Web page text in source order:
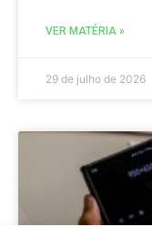
VER MATÉRIA »
29 de julho de 2026